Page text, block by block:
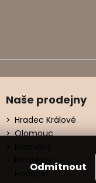
Odmítnout
Naše prodejny
Hradec Králové
Olomouc
Hodonín